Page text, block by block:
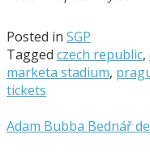
Posted in SGP
Tagged czech republic,
marketa stadium,
tickets
Adam Bubba Bednář